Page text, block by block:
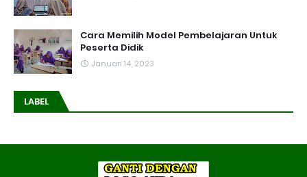
Cara Memilih Model Pembelajaran Untuk
Peserta Didik
Januari 14, 2023
LABEL